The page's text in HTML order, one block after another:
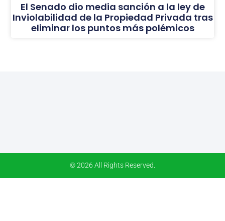
El Senado dio media sanción a la ley de
Inviolabilidad de la Propiedad Privada tras
eliminar los puntos más polémicos
© 2026 All Rights Reserved.